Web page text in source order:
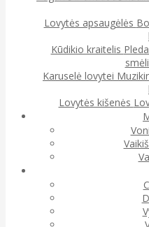
Lovytės apsaugėlės
Kūdikio kraitelis
Karuselė lovytei
Lovytės kišenės